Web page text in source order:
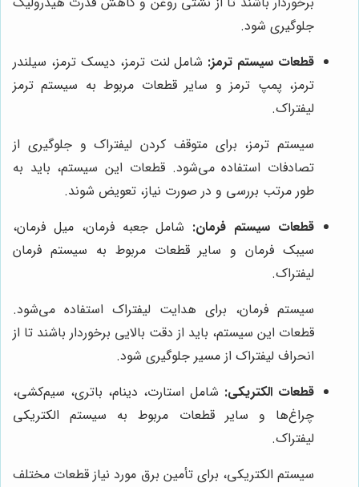
جلوگیری شود.
قطعات سیستم ترمز: شامل لنت ترمز، دیسک ترمز، سیلندر
ترمز، پمپ ترمز و سایر قطعات مربوط به سیستم ترمز
لیفتراک.
سیستم ترمز، برای متوقف کردن لیفتراک و جلوگیری از
تصادفات استفاده می‌شود. قطعات این سیستم، باید به
طور مرتب بررسی و در صورت نیاز، تعویض شوند.
قطعات سیستم فرمان: شامل جعبه فرمان، میل فرمان،
سیبک فرمان و سایر قطعات مربوط به سیستم فرمان
لیفتراک.
سیستم فرمان، برای هدایت لیفتراک استفاده می‌شود.
قطعات این سیستم، باید از دقت بالایی برخوردار باشند تا از
انحراف لیفتراک از مسیر جلوگیری شود.
قطعات الکتریکی: شامل استارت، دینام، باتری، سیم‌کشی،
چراغ‌ها و سایر قطعات مربوط به سیستم الکتریکی
لیفتراک.
سیستم الکتریکی، برای تأمین برق مورد نیاز قطعات مختلف